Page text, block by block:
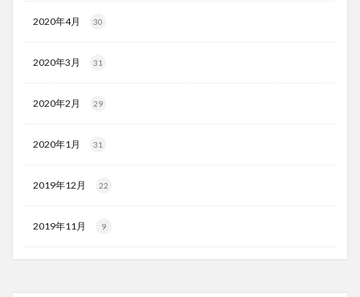
2020年4月 30
2020年3月 31
2020年2月 29
2020年1月 31
2019年12月 22
2019年11月 9